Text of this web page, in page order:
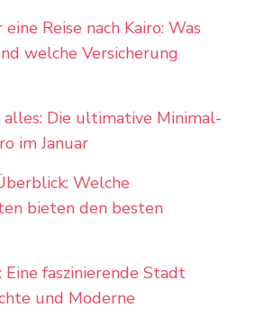
Reise nach Kairo: Was
welche Versicherung
alles: Die ultimative Minimal-
im Januar
Welche
bieten den besten
Eine faszinierende Stadt
und Moderne